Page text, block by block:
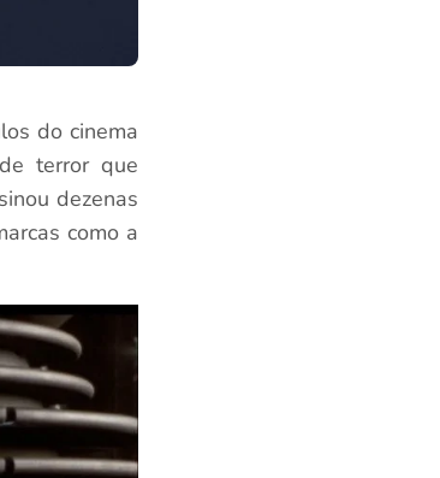
do cinema
terror que
dezenas
como a